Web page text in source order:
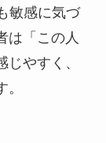
敏感に気づ
は「この人
やすく、